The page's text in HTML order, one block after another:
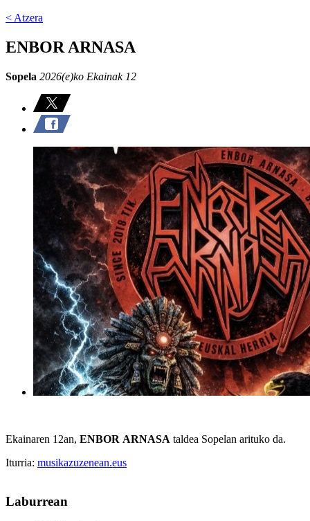
< Atzera
ENBOR ARNASA
Sopela 2026(e)ko Ekainak 12
Ekainaren 12an, ENBOR ARNASA taldea Sopelan arituko da.
Iturria: musikazuzenean.eus
Laburrean